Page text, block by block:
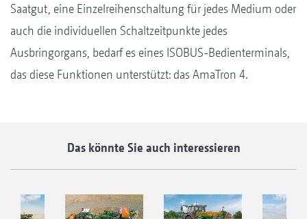
Saatgut, eine Einzelreihenschaltung für jedes Medium oder
auch die individuellen Schaltzeitpunkte jedes
Ausbringorgans, bedarf es eines ISOBUS-Bedienterminals,
das diese Funktionen unterstützt: das AmaTron 4.
Das könnte Sie auch interessieren